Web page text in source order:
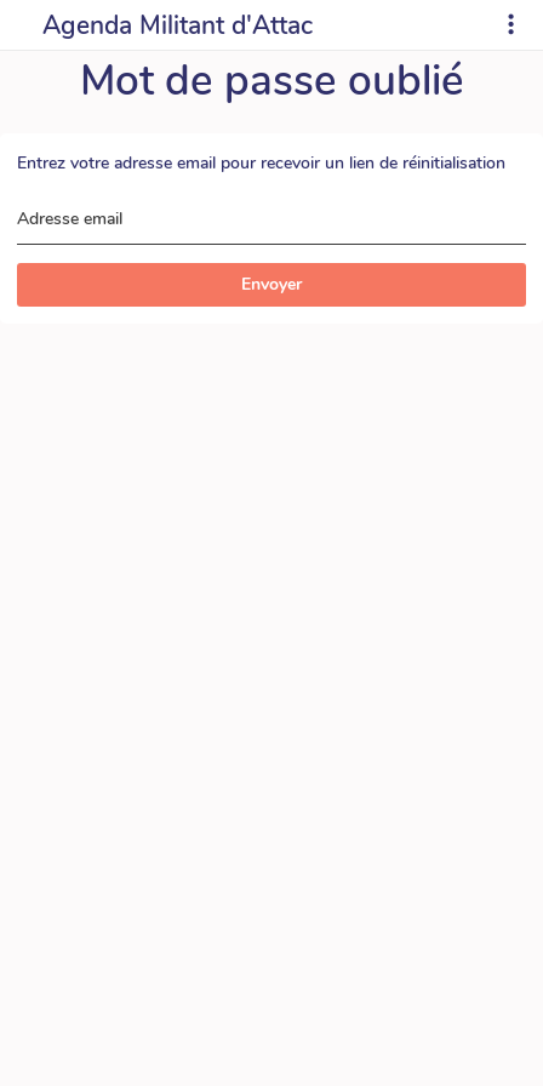
Agenda Militant d'Attac
Mot de passe oublié
Entrez votre adresse email pour recevoir un lien de réinitialisation
Adresse email
Envoyer